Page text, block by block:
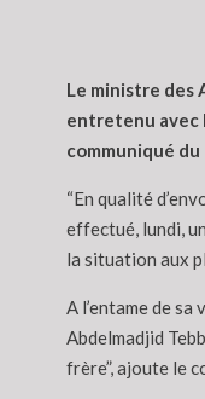
Le ministre des
entretenu avec
communiqué
“En qualité
effectué, lundi,
la situation aux
A l’entame de
Abdelmadjid
frère”, ajoute le